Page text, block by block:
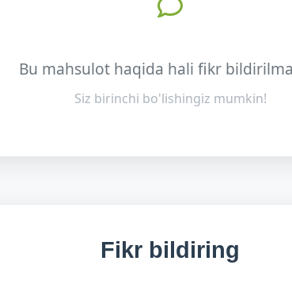
Bu mahsulot haqida hali fikr
Siz birinchi bo'lishingiz mumkin!
Fikr bildiring